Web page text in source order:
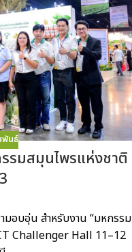
พันธ์
รมสมุนไพรแห่งชาติ
มอบอุ่น สำหรับงาน “มหกรรม
Challenger Hall 11–12